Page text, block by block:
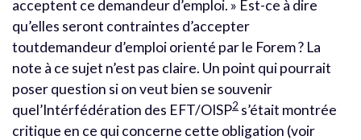
acceptent ce demandeur d’emploi. » Est-ce à dire
qu’elles seront contraintes d’accepter
toutdemandeur d’emploi orienté par le Forem ? La
note à ce sujet n’est pas claire. Un point qui pourrait
poser question si on veut bien se souvenir
quel’Intérfédération des EFT/OISP2 s’était montrée
critique en ce qui concerne cette obligation (voir